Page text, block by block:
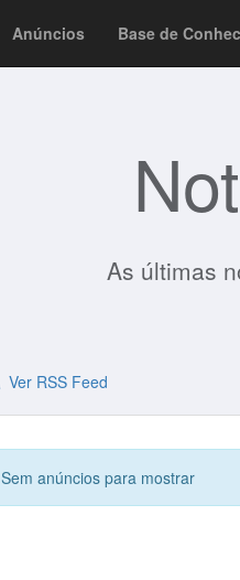
Anúncios Base de
As últimas
Ver RSS Feed
Sem anúncios para mostrar